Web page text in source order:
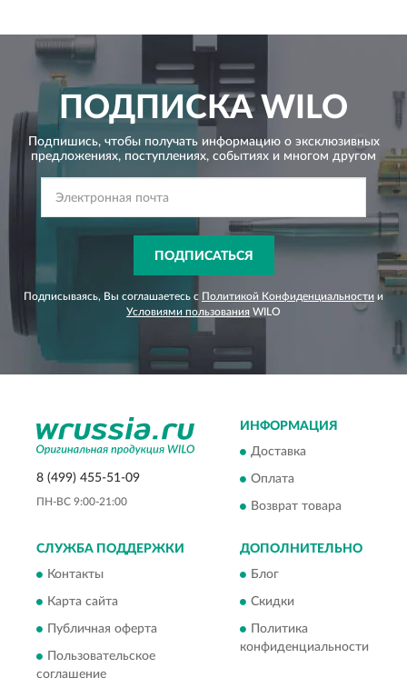
ПОДПИСКАWILO
Подпишись, чтобы получать информацию о эксклюзивных
предложениях, поступлениях, событиях и многом другом
ПОДПИСАТЬСЯ
Подписываясь, Вы соглашаетесь с Политикой Конфиденциальности и
Условиями пользования WILO
8 (499) 455-51-09
ПН-ВС 9:00-21:00
ИНФОРМАЦИЯ
Доставка
Оплата
Возврат товара
СЛУЖБА ПОДДЕРЖКИ
Контакты
Карта сайта
Публичная оферта
Пользовательское
соглашение
ДОПОЛНИТЕЛЬНО
Блог
Скидки
Политика
конфиденциальности